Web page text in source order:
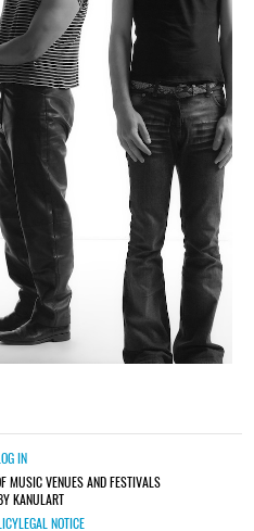
IN
MUSIC VENUES AND FESTIVALS
KANULART
LEGAL NOTICE